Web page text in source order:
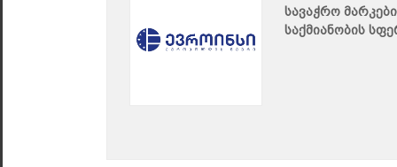
სავაჭრო
საქმიანობის